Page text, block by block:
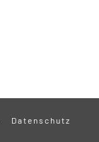
Datenschutz